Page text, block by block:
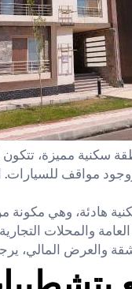
مميزة، تتكون
مواقف للسيارات.
هادئة، وهي مكونة
والمحلات
والعرض المالي،